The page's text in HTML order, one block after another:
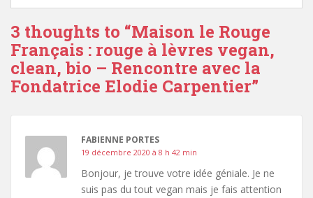
3 thoughts to “Maison le Rouge
Français : rouge à lèvres vegan,
clean, bio – Rencontre avec la
Fondatrice Elodie Carpentier”
FABIENNE PORTES
19 décembre 2020 à 8 h 42 min
Bonjour, je trouve votre idée géniale. Je ne
suis pas du tout vegan mais je fais attention